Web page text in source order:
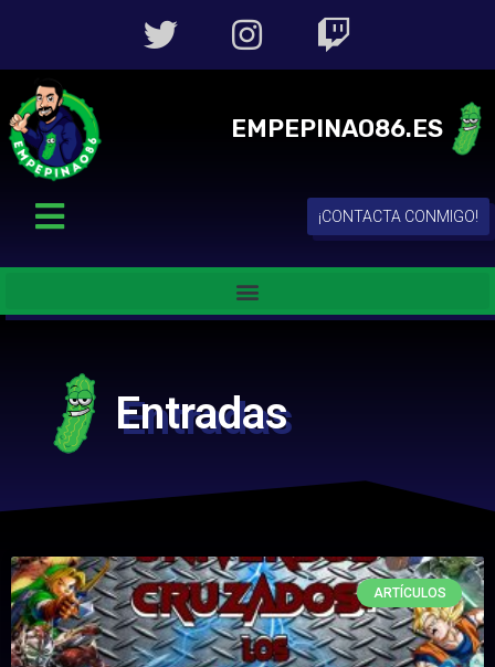
EMPEPINAO86.ES
¡CONTACTA CONMIGO!
Entradas
ARTÍCULOS